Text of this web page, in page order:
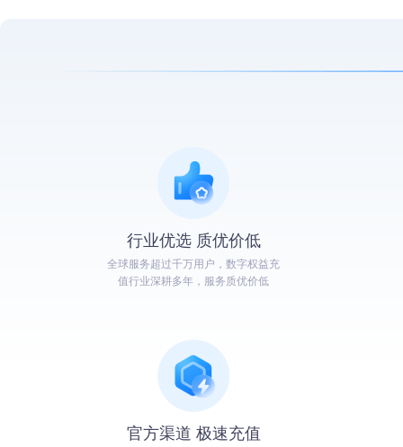
行业优选 质优价低
全球服务超过千万用户，数字权益充
值行业深耕多年，服务质优价低
官方渠道 极速充值